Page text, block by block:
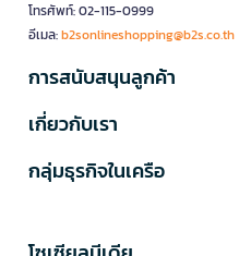
โทรศัพท์: 02-115-0999
อีเมล:b2sonlineshopping@b2s.co.th
การสนับสนุนลูกค้า
เกี่ยวกับเรา
กลุ่มธุรกิจในเครือ